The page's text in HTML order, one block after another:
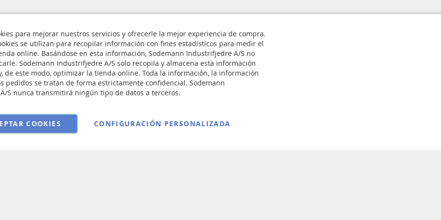
nosotros
y cookies
de venta
Inscríbase
a
nuestro
boletín
para mejorar nuestros servicios y ofrecerle la mejor experiencia de compra.
se utilizan para recopilar información con fines estadísticos para medir el
online. Basándose en esta información, Sodemann Industrifjedre A/S no
Sodemann Industrifjedre A/S solo recopila y almacena esta información
de este modo, optimizar la tienda online. Toda la información, la información
pedidos se tratan de forma estrictamente confidencial. Sodemann
S nunca transmitirá ningún tipo de datos a terceros.
COOKIES CONFIGURACIÓN PERSONALIZADA